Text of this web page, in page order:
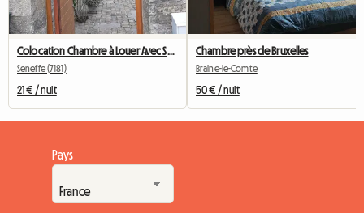
Seneffe (7181)
21 € / nuit
Chambre près de Bruxelles
Braine-le-Comte
50 € / nuit
Pays